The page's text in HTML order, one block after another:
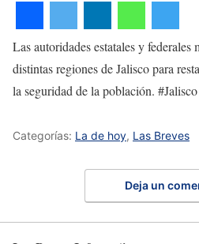
Las autoridades estatales y federales
distintas regiones de Jalisco para
la seguridad de la población.
Categorías: La de hoy, Las Breves
Deja un